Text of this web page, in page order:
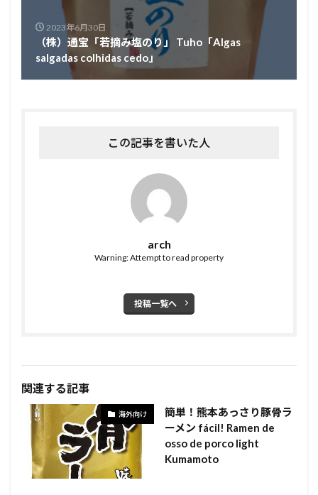
2023年6月30日
（株）通宝「若摘み塩のり」 Tuho「Algas
salgadas colhidas cedo」
この記事を書いた人
arch
Warning: Attempt to read property
投稿一覧へ
関連する記事
海外向け
簡単！熊本あっさり豚骨ラ
ーメン fácil! Ramen de
osso de porco light
Kumamoto